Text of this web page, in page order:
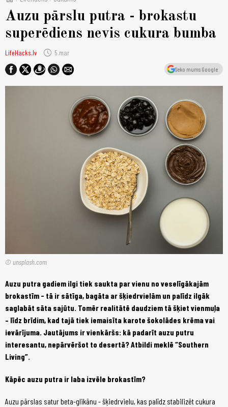
Auzu pārslu putra - brokastu
superēdiens nevis cukura bumba
LifeHacks.lv schedule 5.mar
Seko mums Google
© unsplash.com
Auzu putra gadiem ilgi tiek saukta par vienu no veselīgākajām
brokastīm - tā ir sātīga, bagāta ar šķiedrvielām un palīdz ilgāk
saglabāt sāta sajūtu. Tomēr realitātē daudziem tā šķiet vienmuļa
– līdz brīdim, kad tajā tiek iemaisīta karote šokolādes krēma vai
ievārījuma. Jautājums ir vienkāršs: kā padarīt auzu putru
interesantu, nepārvēršot to desertā? Atbildi meklē “Southern
Living”.
Kāpēc auzu putra ir laba izvēle brokastīm?
Auzu pārslas satur beta-glikānu - šķiedrvielu, kas palīdz stabilizēt cukura